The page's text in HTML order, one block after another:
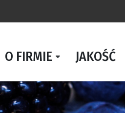
O FIRMIE JAKOŚĆ